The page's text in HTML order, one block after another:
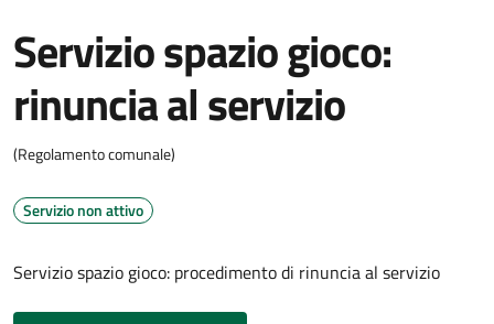
Servizio spazio gioco:
rinuncia al servizio
(Regolamento comunale)
Servizio non attivo
Servizio spazio gioco: procedimento di rinuncia al servizio